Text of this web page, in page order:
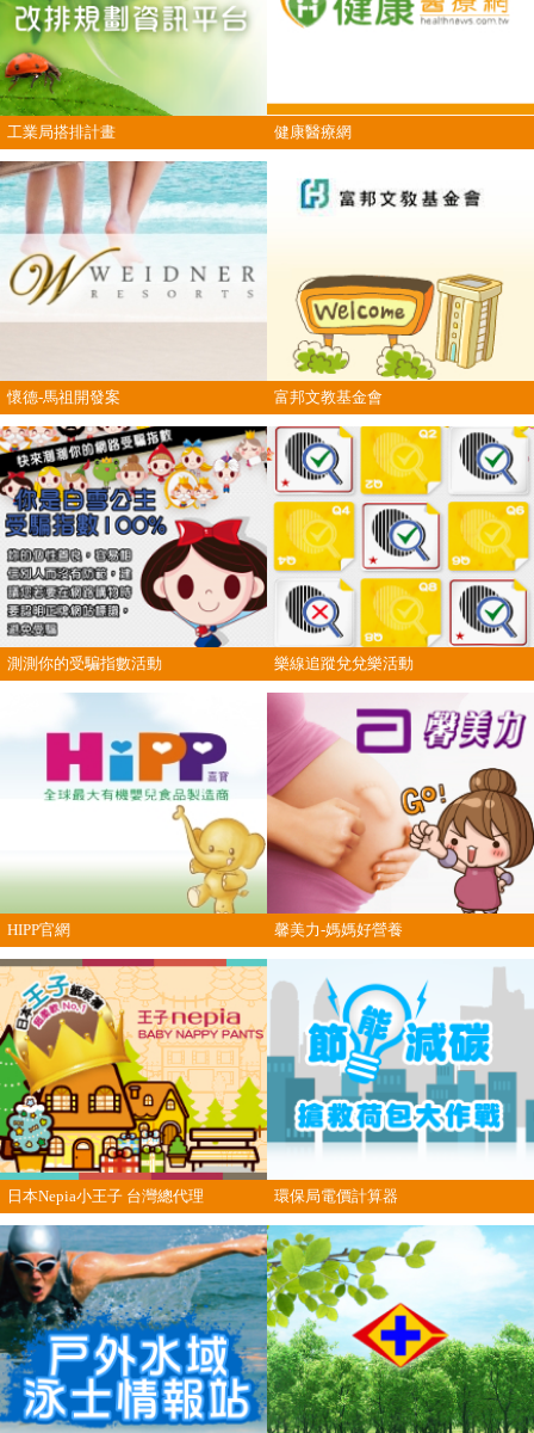
工業局搭排計畫 健康醫療網
懷德-馬祖開發案 富邦文教基金會
測測你的受騙指數活動 樂線追蹤兌兌樂活動
HIPP官網 馨美力-媽媽好營養
日本Nepia小王子 台灣總代理 環保局電價計算器